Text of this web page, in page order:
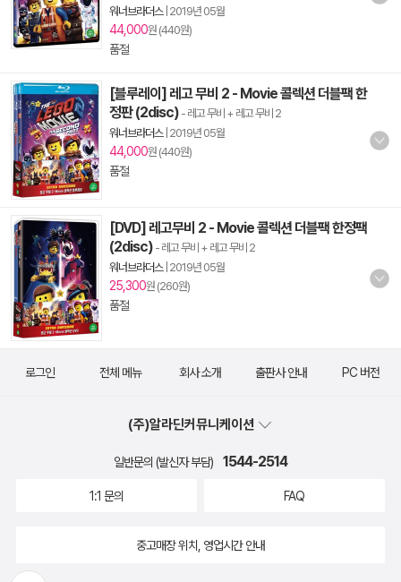
워너브라더스| 2019년 05월
44,000원 (440원)
품절
[블루레이] 레고 무비 2 - Movie 콜렉션 더블팩 한
정판 (2disc) - 레고 무비 + 레고 무비 2
워너브라더스| 2019년 05월
44,000원 (440원)
품절
[DVD] 레고무비 2 - Movie 콜렉션 더블팩 한정팩
(2disc) - 레고 무비 + 레고 무비 2
워너브라더스| 2019년 05월
25,300원 (260원)
품절
로그인 전체 메뉴 회사 소개 출판사 안내 PC 버전
(주)알라딘커뮤니케이션
일반문의 (발신자 부담) 1544-2514
1:1 문의 FAQ
중고매장 위치, 영업시간 안내